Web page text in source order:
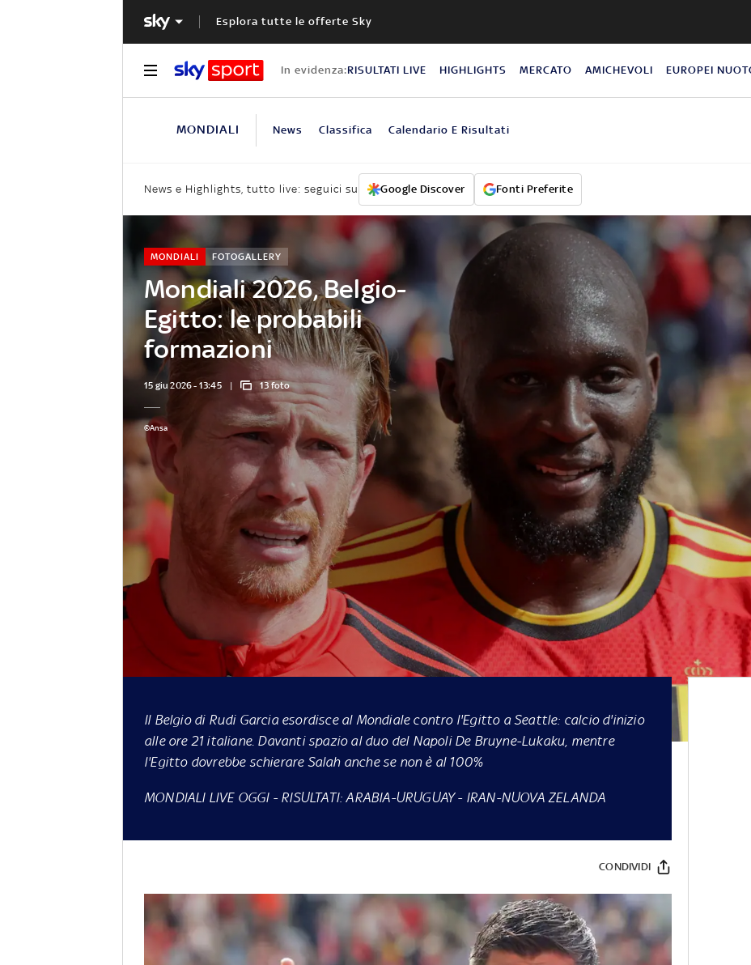
Esplora tutte le offerte Sky
In evidenza:RISULTATI LIVE HIGHLIGHTS MERCATO AMICHEVOLI EUROPEI
MONDIALI News Classifica Calendario E Risultati
News e Highlights, tutto live: seguici su Google Discover Fonti Preferite
Mondiali 2026, Belgio-
Egitto: le probabili
formazioni
MONDIALI FOTOGALLERY
15 giu 2026 - 13:45 13 foto
©Ansa
Il Belgio di Rudi Garcia esordisce al Mondiale contro l'Egitto a Seattle: calcio d'inizio
alle ore 21 italiane. Davanti spazio al duo del Napoli De Bruyne-Lukaku, mentre
l'Egitto dovrebbe schierare Salah anche se non è al 100%
MONDIALI LIVE OGGI- RISULTATI:ARABIA-URUGUAY- IRAN-NUOVA ZELANDA
CONDIVIDI